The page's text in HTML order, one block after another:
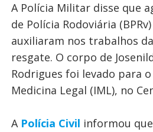
A Polícia Militar disse que
de Polícia Rodoviária
auxiliaram nos trabalhos
resgate. O corpo de
Rodrigues foi levado para
Medicina Legal (IML), no
A Polícia Civil informou